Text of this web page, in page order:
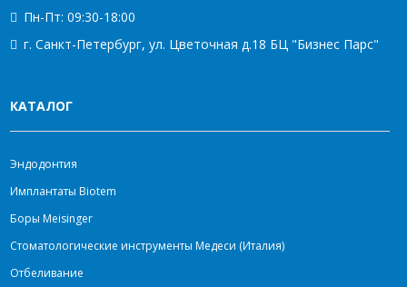
Пн-Пт: 09:30-18:00
г. Санкт-Петербург, ул. Цветочная д.18 БЦ "Бизнес Парс"
КАТАЛОГ
Эндодонтия
Имплантаты Biotem
Боры Meisinger
Стоматологические инструменты Медеси (Италия)
Отбеливание